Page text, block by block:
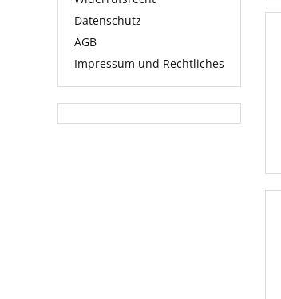
Datenschutz
AGB
Impressum und Rechtliches